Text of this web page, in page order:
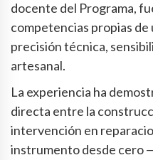
docente del Programa,
competencias propias
precisión técnica,
artesanal.
La experiencia ha
directa entre la
intervención en
instrumento desde cero